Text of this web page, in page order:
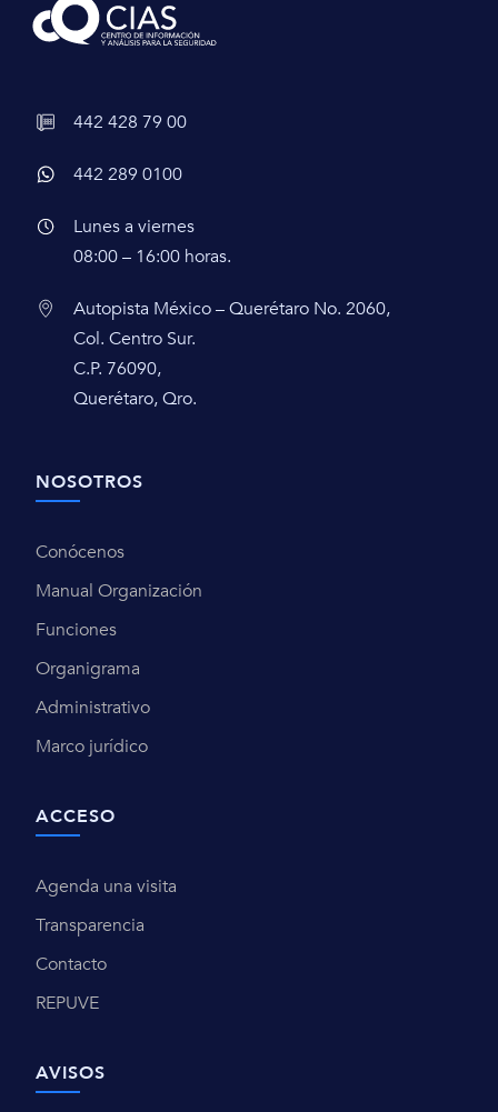
442 428 79 00
442 289 0100
Lunes a viernes
08:00 – 16:00 horas.
Autopista México – Querétaro No. 2060,
Col. Centro Sur.
C.P. 76090,
Querétaro, Qro.
NOSOTROS
Conócenos
Manual Organización
Funciones
Organigrama
Administrativo
Marco jurídico
ACCESO
Agenda una visita
Transparencia
Contacto
REPUVE
AVISOS